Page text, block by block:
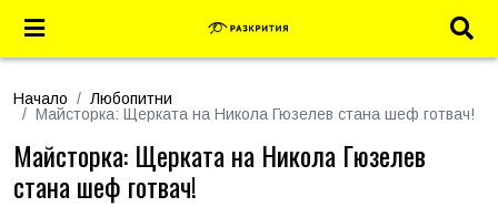
Начало
Любопитни
Майсторка: Щерката на Никола Гюзелев стана шеф готвач!
Майсторка: Щерката на Никола Гюзелев
стана шеф готвач!